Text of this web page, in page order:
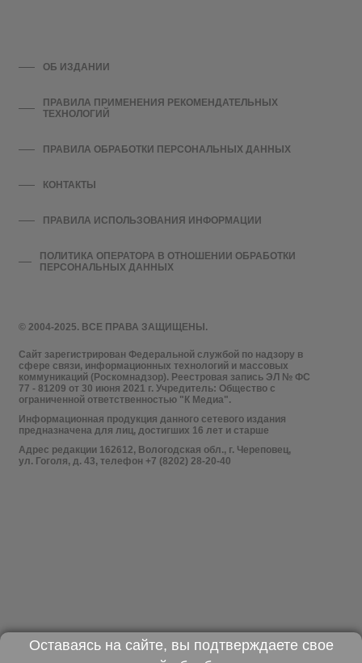
© 2004-2025. ВСЕ ПРАВА ЗАЩИЩЕНЫ.
Сайт зарегистрирован Федеральной службой по надзору в
сфере связи, информационных технологий и массовых
коммуникаций (Роскомнадзор). Реестровая запись ЭЛ № ФС
77 - 81209 от 30 июня 2021 г. Учредитель: Общество с
ограниченной ответственностью "К Медиа".
Информационная продукция данного сетевого издания
предназначена для лиц, достигших 16 лет и старше
Адрес редакции 162612, Вологодская обл., г. Череповец,
ул. Гоголя, д. 43, телефон +7 (8202) 28-20-40
ОБ ИЗДАНИИ
ПРАВИЛА ПРИМЕНЕНИЯ РЕКОМЕНДАТЕЛЬНЫХ
ТЕХНОЛОГИЙ
ПРАВИЛА ОБРАБОТКИ ПЕРСОНАЛЬНЫХ ДАННЫХ
КОНТАКТЫ
ПРАВИЛА ИСПОЛЬЗОВАНИЯ ИНФОРМАЦИИ
ПОЛИТИКА ОПЕРАТОРА В ОТНОШЕНИИ ОБРАБОТКИ
ПЕРСОНАЛЬНЫХ ДАННЫХ
Оставаясь на сайте, вы подтверждаете свое